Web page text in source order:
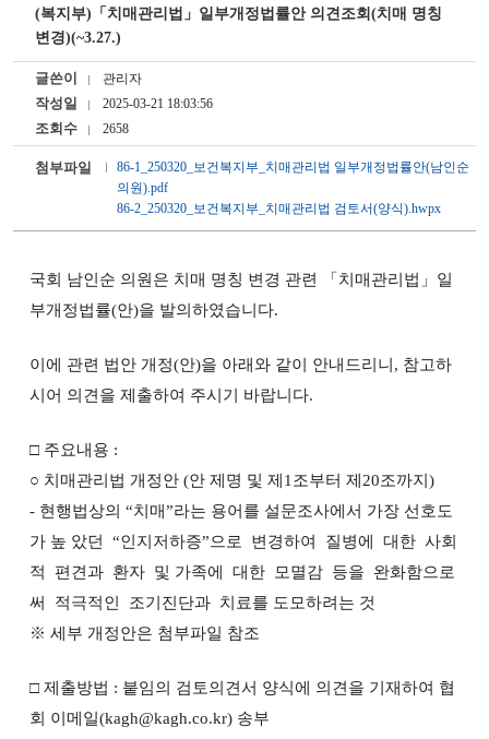
(복지부)「치매관리법」일부개정법률안 의견조회(치매 명칭
변경)(~3.27.)
글쓴이 관리자
작성일 2025-03-21 18:03:56
조회수 2658
첨부파일
86-1_250320_보건복지부_치매관리법 일부개정법률안(남인순
의원).pdf
86-2_250320_보건복지부_치매관리법 검토서(양식).hwpx
국회 남인순 의원은 치매 명칭 변경 관련 「치매관리법」일
부개정법률(안)을 발의하였습니다.
이에 관련 법안 개정(안)을 아래와 같이 안내드리니, 참고하
시어 의견을 제출하여 주시기 바랍니다.
□ 주요내용 :
○ 치매관리법 개정안 (안 제명 및 제1조부터 제20조까지)
- 현행법상의 “치매”라는 용어를 설문조사에서 가장 선호도
가 높 았던 “인지저하증”으로 변경하여 질병에 대한 사회
적 편견과 환자 및 가족에 대한 모멸감 등을 완화함으로
써 적극적인 조기진단과 치료를 도모하려는 것
※ 세부 개정안은 첨부파일 참조
□ 제출방법 : 붙임의 검토의견서 양식에 의견을 기재하여 협
회 이메일(kagh@kagh.co.kr) 송부